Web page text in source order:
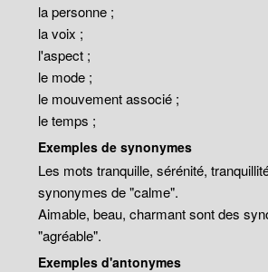
la personne ;
la voix ;
l'aspect ;
le mode ;
le mouvement associé ;
le temps ;
Exemples de synonymes
Les mots tranquille, sérénité,
synonymes de "calme".
Aimable, beau, charmant sont des
"agréable".
Exemples d'antonymes